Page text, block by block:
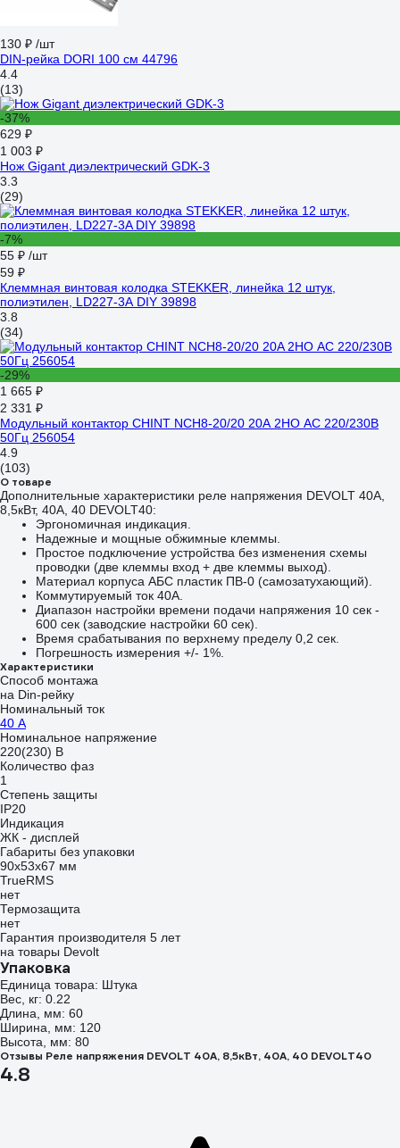
130 ₽ /шт
DIN-рейка DORI 100 см 44796
4.4
(13)
-37%
629 ₽
1 003 ₽
Нож Gigant диэлектрический GDK-3
3.3
(29)
-7%
55 ₽ /шт
59 ₽
Клеммная винтовая колодка STEKKER, линейка 12 штук,
полиэтилен, LD227-3A DIY 39898
3.8
(34)
-29%
1 665 ₽
2 331 ₽
Модульный контактор CHINT NCH8-20/20 20A 2НО AC 220/230В
50Гц 256054
4.9
(103)
О товаре
Дополнительные характеристики реле напряжения DEVOLT 40A,
8,5кВт, 40А, 40 DEVOLT40:
Эргономичная индикация.
Надежные и мощные обжимные клеммы.
Простое подключение устройства без изменения схемы
проводки (две клеммы вход + две клеммы выход).
Материал корпуса АБС пластик ПВ-0 (самозатухающий).
Коммутируемый ток 40А.
Диапазон настройки времени подачи напряжения 10 сек -
600 сек (заводские настройки 60 сек).
Время срабатывания по верхнему пределу 0,2 сек.
Погрешность измерения +/- 1%.
Характеристики
Способ монтажа
на Din-рейку
Номинальный ток
40 А
Номинальное напряжение
220(230) В
Количество фаз
1
Степень защиты
IP20
Индикация
ЖК - дисплей
Габариты без упаковки
90х53х67 мм
TrueRMS
нет
Термозащита
нет
Гарантия производителя 5 лет
на товары Devolt
Упаковка
Единица товара: Штука
Вес, кг: 0.22
Длина, мм: 60
Ширина, мм: 120
Высота, мм: 80
Отзывы Реле напряжения DEVOLT 40A, 8,5кВт, 40А, 40 DEVOLT40
4.8